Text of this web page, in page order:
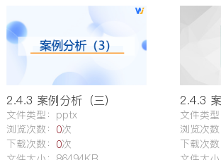
教学动画
教学案例
电子教材
文献资料
学生作品
试卷 教
专业人才
专业建设基本要求
行业动态
职业标准
说课录像
典型资源（企业案例、技术资料
实训指导书
企业培
2.4.3 案例分析（三）
文件类型：pptx
浏览次数： 0次
下载次数： 0次
2.4.3
文件类
浏览次数
下载次数